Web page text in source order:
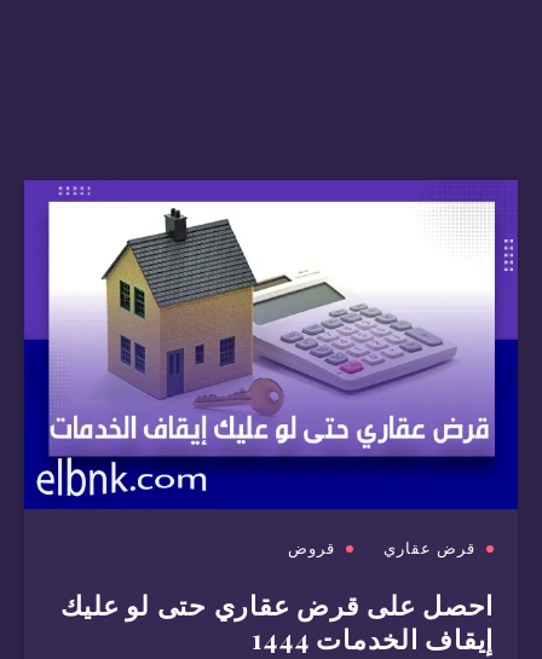
قرض عقاري قروض
احصل على قرض عقاري حتى لو عليك
إيقاف الخدمات 1444